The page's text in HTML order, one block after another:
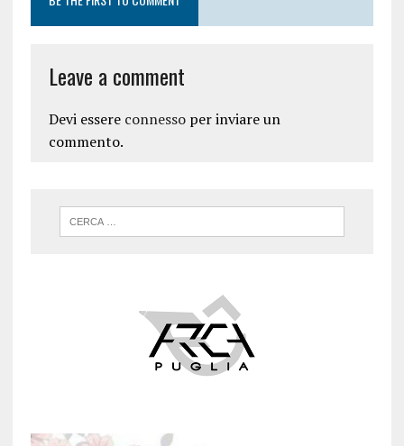
Leave a comment
Devi essere connessoper inviare un
commento.